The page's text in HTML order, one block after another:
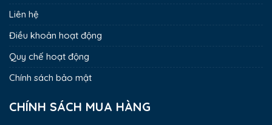
Liên hệ
Điều khoản hoạt động
Quy chế hoạt động
Chính sách bảo mật
CHÍNH SÁCH MUA HÀNG